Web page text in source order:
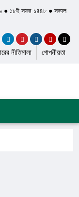
● ১৮ই সফর ১৪৪৮ ● সকাল
নীতিমালা গোপনীয়তা